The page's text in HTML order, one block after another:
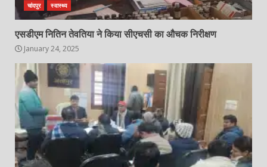
चांदपुर स्वास्थ्य
एसडीएम नितिन तेवतिया ने किया सीएचसी का औचक निरीक्षण
January 24, 2025